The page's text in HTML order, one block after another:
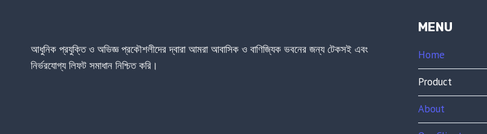
আধুনিক প্রযুক্তি ও অভিজ্ঞ প্রকৌশলীদের দ্বারা আমরা আবাসিক ও বাণিজ্যিক ভবনের জন্য টেকসই এবং
নির্ভরযোগ্য লিফট সমাধান নিশ্চিত করি।
MENU
Home
Product
About